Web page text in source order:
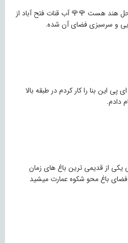
هند هست 🌹🌹 آب قنات فتح آباد از
و سرسبزی فضای آن شده.
من در سال 92 وی ای پی این بنا را کار کردم در طبقه بالا
دادم.
یکی از قدیمی ترین باغ های زمان
باغ محو شکوه عمارت میشید